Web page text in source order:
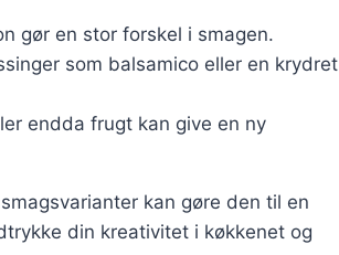
gør en stor forskel i smagen.
som balsamico eller en krydret
endda frugt kan give en ny
kan gøre den til en
din kreativitet i køkkenet og